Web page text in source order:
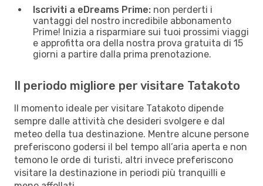
Iscriviti a eDreams Prime: non perderti i
vantaggi del nostro incredibile abbonamento
Prime! Inizia a risparmiare sui tuoi prossimi viaggi
e approfitta ora della nostra prova gratuita di 15
giorni a partire dalla prima prenotazione.
Il periodo migliore per visitare Tatakoto
Il momento ideale per visitare Tatakoto dipende
sempre dalle attività che desideri svolgere e dal
meteo della tua destinazione. Mentre alcune persone
preferiscono godersi il bel tempo all’aria aperta e non
temono le orde di turisti, altri invece preferiscono
visitare la destinazione in periodi più tranquilli e